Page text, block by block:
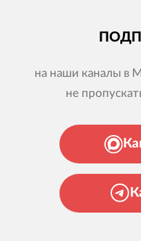
на наши каналы в
не